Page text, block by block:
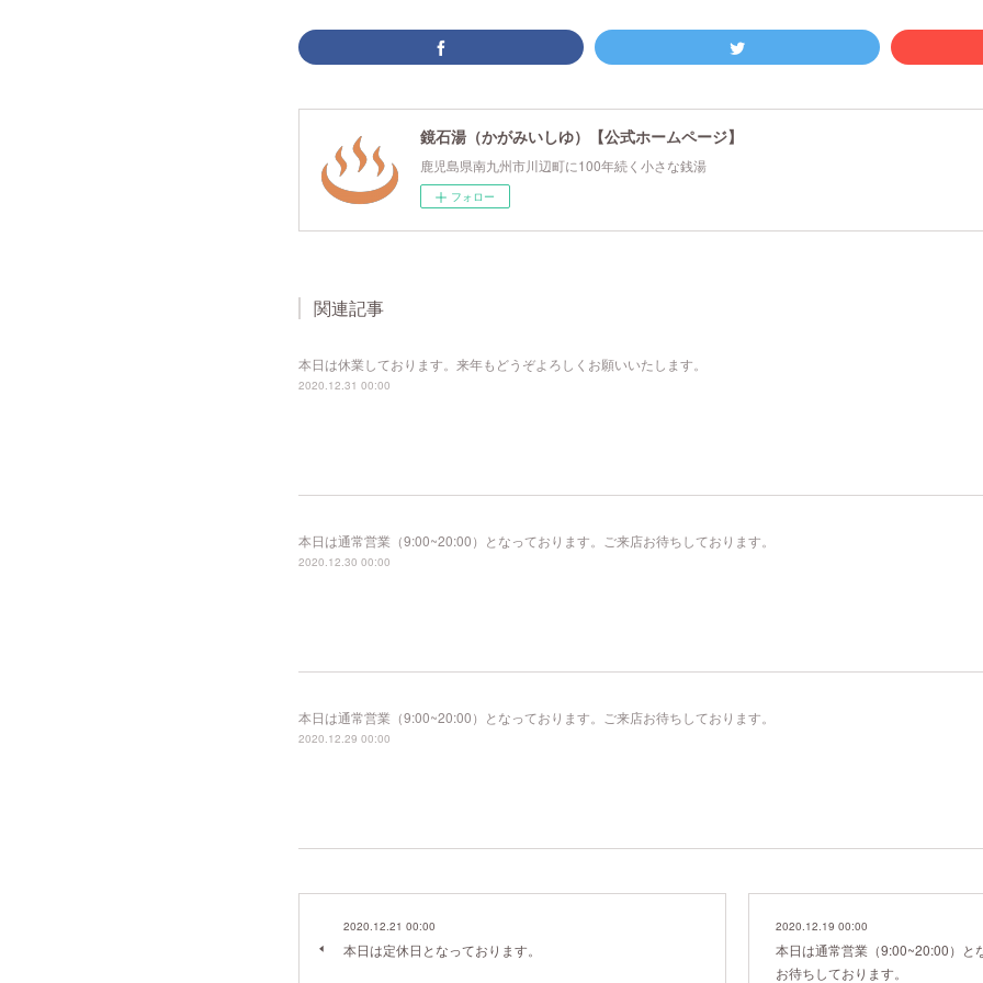
鏡石湯（かがみいしゆ）【公式ホームページ】
鹿児島県南九州市川辺町に100年続く小さな銭湯
フォロー
関連記事
本日は休業しております。来年もどうぞよろしくお願いいたします。
2020.12.31 00:00
本日は通常営業（9:00~20:00）となっております。ご来店お待ちしております。
2020.12.30 00:00
本日は通常営業（9:00~20:00）となっております。ご来店お待ちしております。
2020.12.29 00:00
2020.12.21 00:00
本日は定休日となっております。
2020.12.19 00:00
本日は通常営業（9:00~20:00）と
お待ちしております。